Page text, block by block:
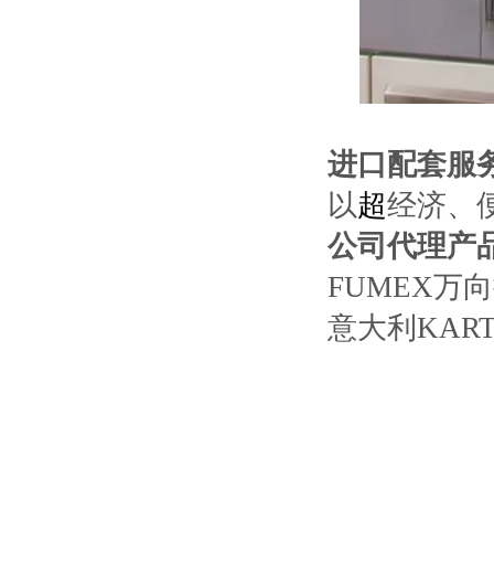
进口配套服
以超经济、
公司代理产
FUMEX万
意大利